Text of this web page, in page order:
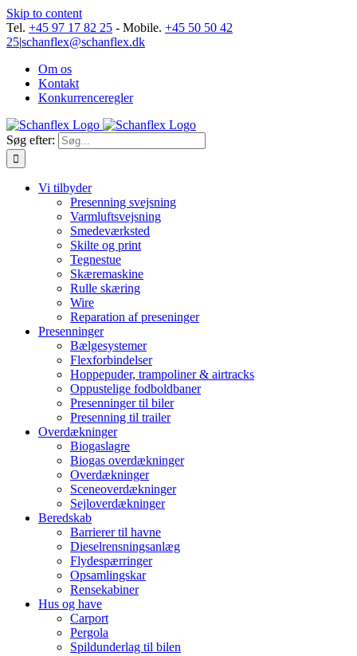
Skip to content
Tel. +45 97 17 82 25 - Mobile. +45 50 50 42
25|schanflex@schanflex.dk
Om os
Kontakt
Konkurrenceregler
Søg efter:
Vi tilbyder
Presenning svejsning
Varmluftsvejsning
Smedeværksted
Skilte og print
Tegnestue
Skæremaskine
Rulle skæring
Wire
Reparation af preseninger
Presenninger
Bælgesystemer
Flexforbindelser
Hoppepuder, trampoliner & airtracks
Oppustelige fodboldbaner
Presenninger til biler
Presenning til trailer
Overdækninger
Biogaslagre
Biogas overdækninger
Overdækninger
Sceneoverdækninger
Sejloverdækninger
Beredskab
Barrierer til havne
Dieselrensningsanlæg
Flydespærringer
Opsamlingskar
Rensekabiner
Hus og have
Carport
Pergola
Spildunderlag til bilen